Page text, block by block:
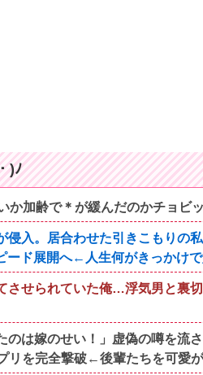
)ﾉ
か加齢で＊が緩んだのかチョビ
侵入。居合わせた引きこもり
ード展開へ←人生何がきっかけ
させられていた俺…浮気男と裏
のは嫁のせい！」虚偽の噂を流
リを完全撃破←後輩たちを可愛